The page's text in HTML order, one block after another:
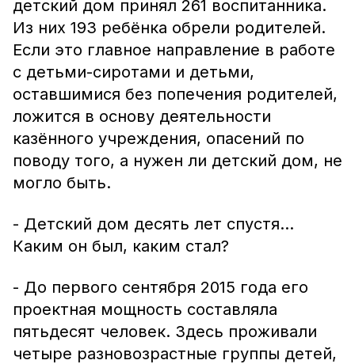
детский дом принял 261 воспитанника.
Из них 193 ребёнка обрели родителей.
Если это главное направление в работе
с детьми-сиротами и детьми,
оставшимися без попечения родителей,
ложится в основу деятельности
казённого учреждения, опасений по
поводу того, а нужен ли детский дом, не
могло быть.
- Детский дом десять лет спустя...
Каким он был, каким стал?
- До первого сентября 2015 года его
проектная мощность составляла
пятьдесят человек. Здесь проживали
четыре разновозрастные группы детей,